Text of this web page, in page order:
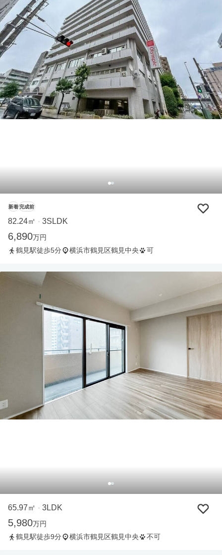
新着 完成前
82.24㎡ ・ 3SLDK
6,890万円
鶴見駅徒歩5分
横浜市鶴見区鶴見中央 可
65.97㎡ ・ 3LDK
5,980万円
鶴見駅徒歩9分
横浜市鶴見区鶴見中央 不可